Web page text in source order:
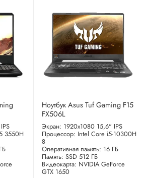
3550H
Ноутбук Asus Tuf Gaming F15
FX506L
Экран: 1920x1080 15,6" IPS
Процессор: Intel Core i5-10300H
8
Оперативная память: 16 ГБ
Память: SSD 512 ГБ
Видеокарта: NVIDIA GeForce
GTX 1650